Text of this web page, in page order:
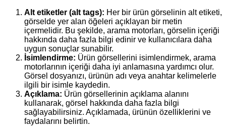
Alt etiketler (alt tags): Her bir ürün görselinin alt etiketi,
görselde yer alan öğeleri açıklayan bir metin
içermelidir. Bu şekilde, arama motorları, görselin içeriği
hakkında daha fazla bilgi edinir ve kullanıcılara daha
uygun sonuçlar sunabilir.
İsimlendirme: Ürün görsellerini isimlendirmek, arama
motorlarının içeriği daha iyi anlamasına yardımcı olur.
Görsel dosyanızı, ürünün adı veya anahtar kelimelerle
ilgili bir isimle kaydedin.
Açıklama: Ürün görsellerinin açıklama alanını
kullanarak, görsel hakkında daha fazla bilgi
sağlayabilirsiniz. Açıklamada, ürünün özelliklerini ve
faydalarını belirtin.